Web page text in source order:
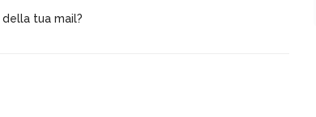
tua mail?